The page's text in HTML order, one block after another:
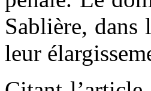
Sablière, dans
leur